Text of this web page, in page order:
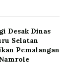
Desak Dinas
Selatan
Pemalangan